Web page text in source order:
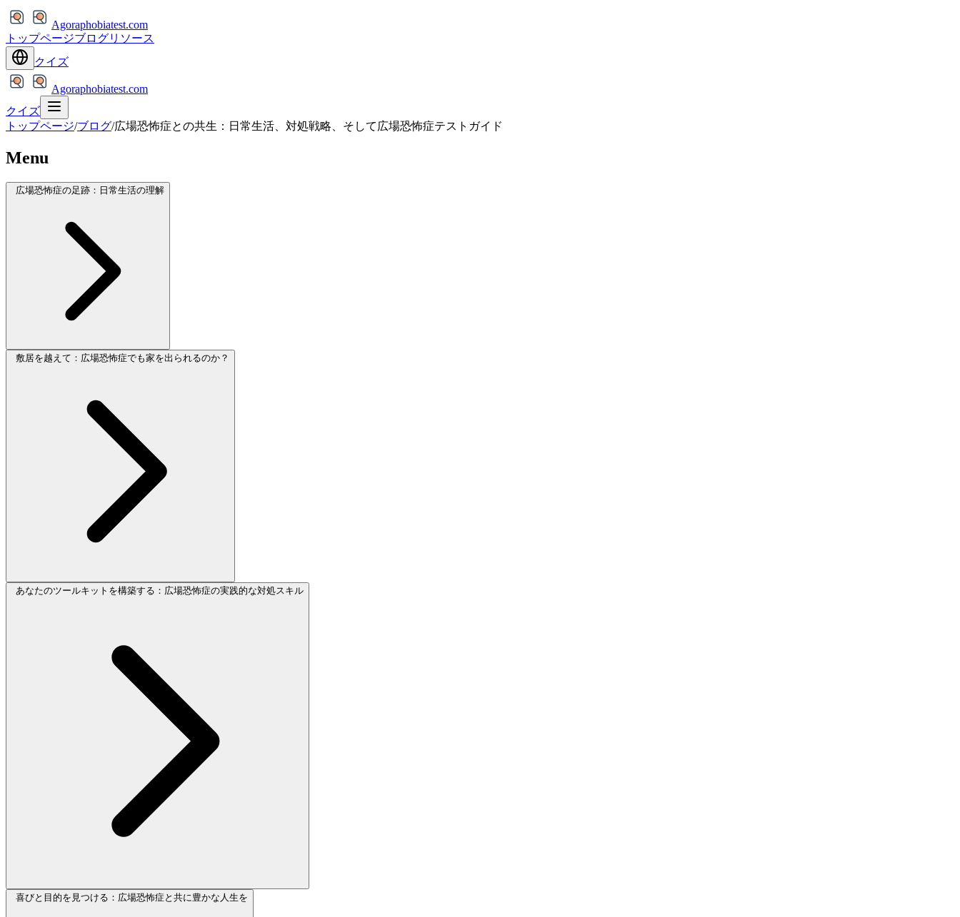
Agoraphobiatest.com
トップページブログリソース
クイズ
Agoraphobiatest.com
クイズ
トップページ/ブログ/広場恐怖症との共生：日常生活、対処戦略、そして広場恐怖症テストガイド
Menu
広場恐怖症の足跡：日常生活の理解
敷居を越えて：広場恐怖症でも家を出られるのか？
あなたのツールキットを構築する：広場恐怖症の実践的な対処スキル
喜びと目的を見つける：広場恐怖症と共に豊かな人生を